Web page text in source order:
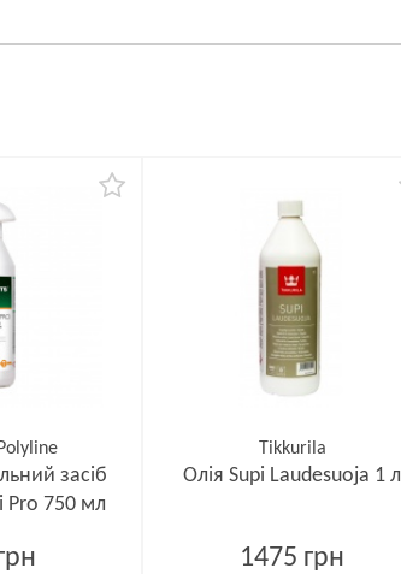
засіб
Pro 750 мл
Tikkurila
Олія Supi Laudesuoja 1 л
1475 грн